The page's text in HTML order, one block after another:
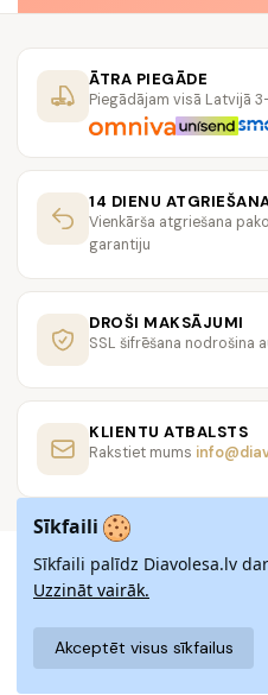
ĀTRA PIEGĀDE
Piegādājam visā Latvijā
14 DIENU
Vienkārša atgriešana
garantiju
DROŠI MAKSĀJUMI
SSL šifrēšana nodrošina
KLIENTU ATBALSTS
Rakstiet mums
Sīkfaili
Sīkfaili palīdz Diavolesa.lv
Uzzināt vairāk.
Akceptēt visus sīkfailus